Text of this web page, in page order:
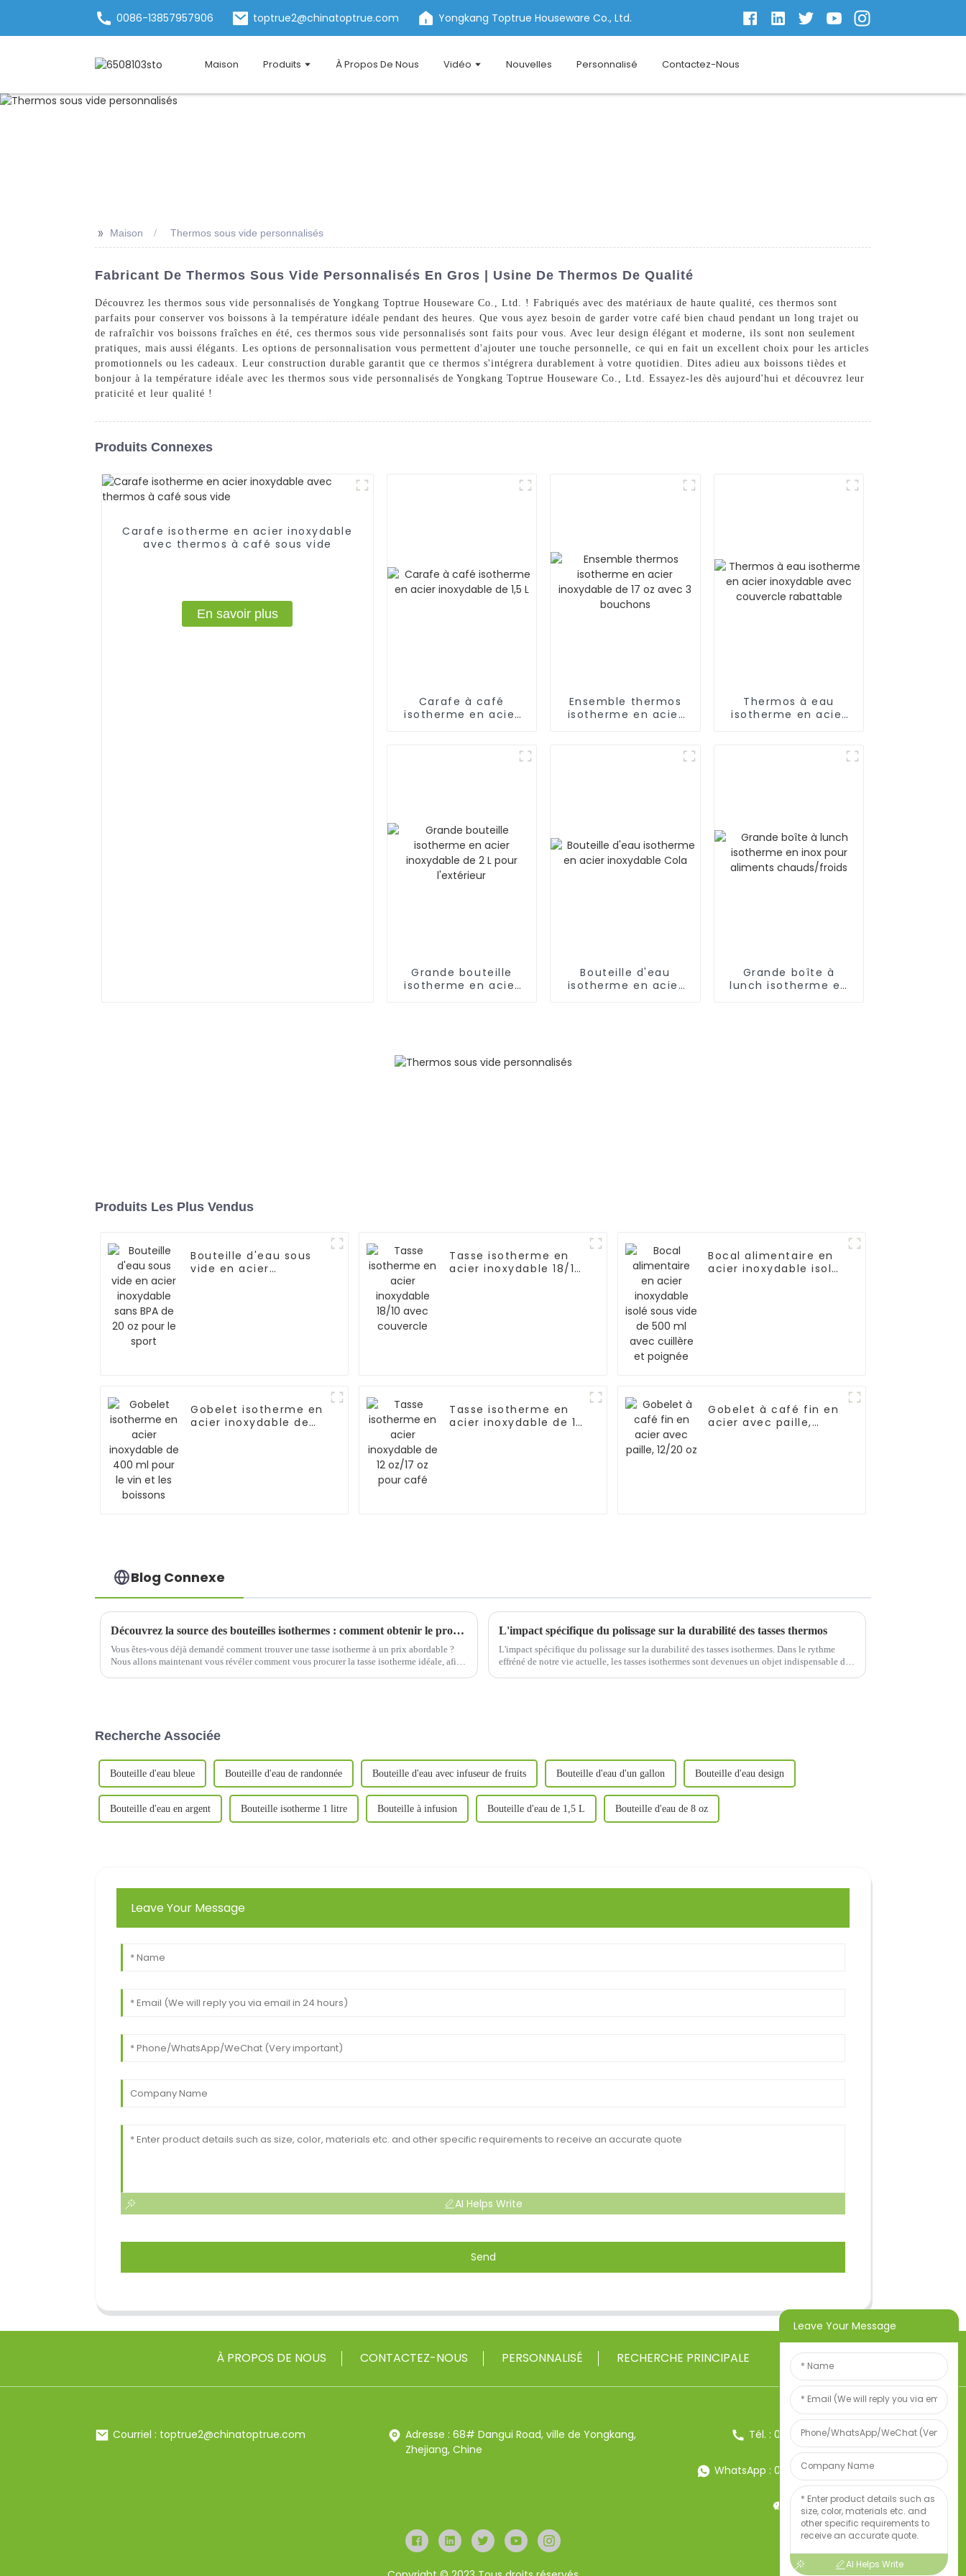
0086-13857957906 toptrue2@chinatoptrue.com Yongkang Toptrue Houseware Co., Ltd.
Maison Produits À Propos De Nous Vidéo Nouvelles Personnalisé Contactez-Nous
>> Maison Thermos sous vide personnalisés
Fabricant De Thermos Sous Vide Personnalisés En Gros | Usine De Thermos De Qualité
Découvrez les thermos sous vide personnalisés de Yongkang Toptrue Houseware Co., Ltd. ! Fabriqués avec des matériaux de haute qualité, ces thermos sont
parfaits pour conserver vos boissons à la température idéale pendant des heures. Que vous ayez besoin de garder votre café bien chaud pendant un long trajet ou
de rafraîchir vos boissons fraîches en été, ces thermos sous vide personnalisés sont faits pour vous. Avec leur design élégant et moderne, ils sont non seulement
pratiques, mais aussi élégants. Les options de personnalisation vous permettent d'ajouter une touche personnelle, ce qui en fait un excellent choix pour les articles
promotionnels ou les cadeaux. Leur construction durable garantit que ce thermos s'intégrera durablement à votre quotidien. Dites adieu aux boissons tièdes et
bonjour à la température idéale avec les thermos sous vide personnalisés de Yongkang Toptrue Houseware Co., Ltd. Essayez-les dès aujourd'hui et découvrez leur
praticité et leur qualité !
Produits Connexes
Carafe isotherme en acier inoxydable
avec thermos à café sous vide
En savoir plus
Carafe à café
isotherme en acier
Ensemble thermos
isotherme en acier
Thermos à eau
isotherme en acier
Grande bouteille
isotherme en acier
Bouteille d'eau
isotherme en acier
Grande boîte à
lunch isotherme en
Produits Les Plus Vendus
Bouteille d'eau sous
vide en acier
Tasse isotherme en
acier inoxydable 18/10
Bocal alimentaire en
acier inoxydable isolé
Gobelet isotherme en
acier inoxydable de
Tasse isotherme en
acier inoxydable de 12
Gobelet à café fin en
acier avec paille,
Blog Connexe
Découvrez la source des bouteilles isothermes : comment obtenir le produit le plus rentable ?
Vous êtes-vous déjà demandé comment trouver une tasse isotherme à un prix abordable ?
Nous allons maintenant vous révéler comment vous procurer la tasse isotherme idéale, afin
L'impact spécifique du polissage sur la durabilité des tasses thermos
L'impact spécifique du polissage sur la durabilité des tasses isothermes. Dans le rythme
effréné de notre vie actuelle, les tasses isothermes sont devenues un objet indispensable du
Recherche Associée
Bouteille d'eau bleue Bouteille d'eau de randonnée Bouteille d'eau avec infuseur de fruits Bouteille d'eau d'un gallon Bouteille d'eau design
Bouteille d'eau en argent Bouteille isotherme 1 litre Bouteille à infusion Bouteille d'eau de 1,5 L Bouteille d'eau de 8 oz
Leave Your Message
AI Helps Write
Send
À PROPOS DE NOUS CONTACTEZ-NOUS PERSONNALISÉ RECHERCHE PRINCIPALE
Courriel : toptrue2@chinatoptrue.com
Adresse : 68# Dangui Road, ville de Yongkang,
Zhejiang, Chine
Tél. : 0086-13857957906
WhatsApp : 0086-13857957906
Poids:34247497
Leave Your Message
AI Helps Write